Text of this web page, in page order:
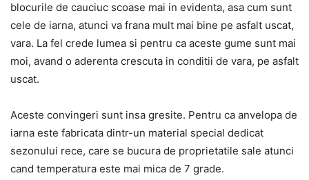
blocurile de cauciuc scoase mai in evidenta, asa cum sunt
cele de iarna, atunci va frana mult mai bine pe asfalt uscat,
vara. La fel crede lumea si pentru ca aceste gume sunt mai
moi, avand o aderenta crescuta in conditii de vara, pe asfalt
uscat.
Aceste convingeri sunt insa gresite. Pentru ca anvelopa de
iarna este fabricata dintr-un material special dedicat
sezonului rece, care se bucura de proprietatile sale atunci
cand temperatura este mai mica de 7 grade.